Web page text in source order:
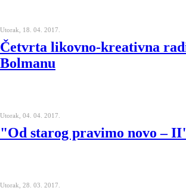
Utorak, 18. 04. 2017.
Četvrta likovno-kreativna
Bolmanu
Utorak, 04. 04. 2017.
"Od starog pravimo novo –
Utorak, 28. 03. 2017.